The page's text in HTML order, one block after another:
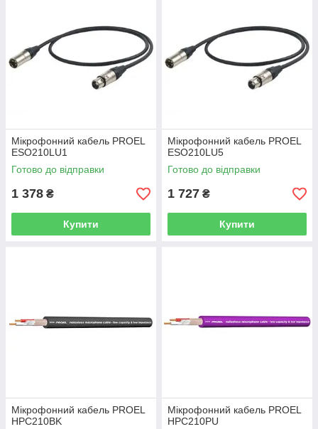
Мікрофонний кабель PROEL
ESO210LU1
Готово до відправки
1 378 ₴
Купити
Мікрофонний кабель PROEL
ESO210LU5
Готово до відправки
1 727 ₴
Купити
Мікрофонний кабель PROEL
HPC210BK
Мікрофонний кабель PROEL
HPC210PU